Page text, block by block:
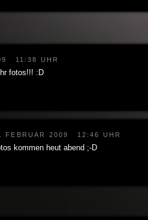
11:38 UHR
fotos!!! :D
FEBRUAR 2009 12:46 UHR
kommen heut abend ;-D